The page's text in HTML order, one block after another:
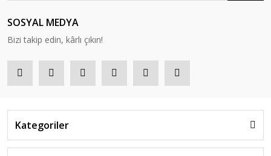
SOSYAL MEDYA
Bizi takip edin, kârlı çıkın!
Kategoriler